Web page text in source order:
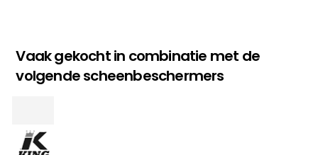
Vaak gekocht in combinatie met de
volgende scheenbeschermers